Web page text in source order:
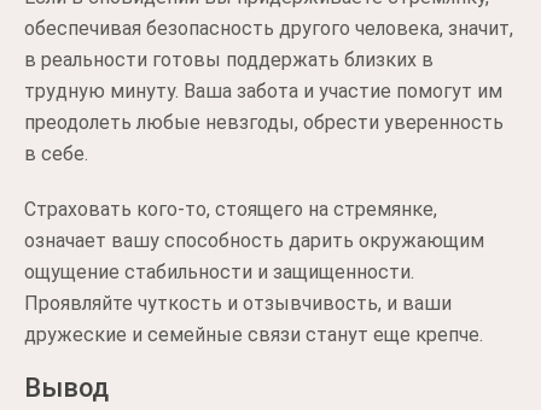
обеспечивая безопасность другого человека, значит,
в реальности готовы поддержать близких в
трудную минуту. Ваша забота и участие помогут им
преодолеть любые невзгоды, обрести уверенность
в себе.
Страховать кого-то, стоящего на стремянке,
означает вашу способность дарить окружающим
ощущение стабильности и защищенности.
Проявляйте чуткость и отзывчивость, и ваши
дружеские и семейные связи станут еще крепче.
Вывод